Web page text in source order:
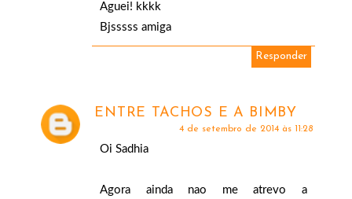
Aguei! kkkk
Bjsssss amiga
Responder
ENTRE TACHOS E A BIMBY
4 de setembro de 2014 às 11:28
Oi Sadhia
Agora ainda nao me atrevo a